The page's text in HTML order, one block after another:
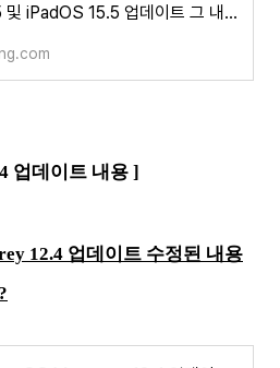
iOS 15.5 및 iPadOS 15.5 업데이트 그 내용은 무엇인가
업데이트 내용 ]
12.4 업데이트 수정된 내용